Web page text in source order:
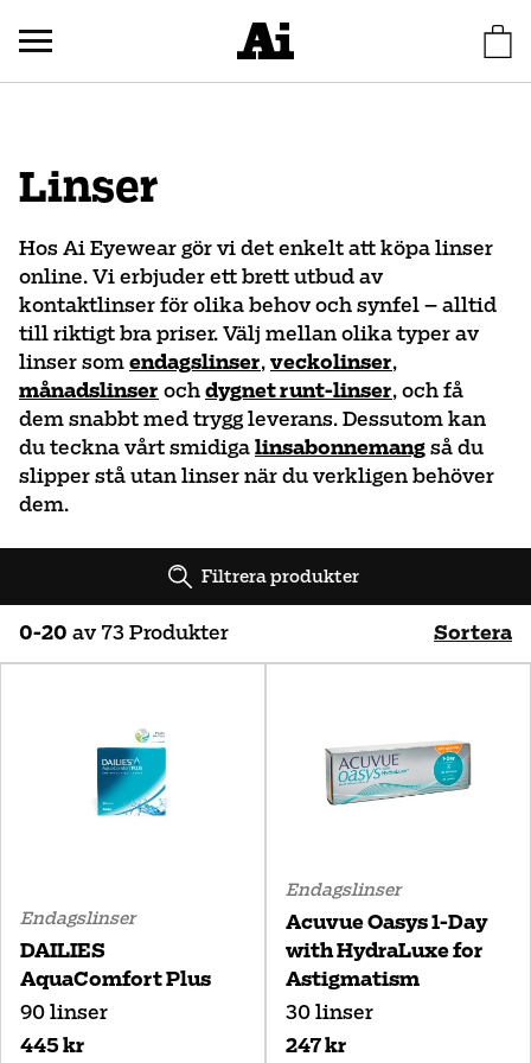
Linser
Hos Ai Eyewear gör vi det enkelt att köpa linser
online. Vi erbjuder ett brett utbud av
kontaktlinser för olika behov och synfel – alltid
till riktigt bra priser. Välj mellan olika typer av
linser som endagslinser, veckolinser,
månadslinser och dygnet runt-linser, och få
dem snabbt med trygg leverans. Dessutom kan
du teckna vårt smidiga linsabonnemang så du
slipper stå utan linser när du verkligen behöver
dem.
Filtrera produkter
0-20 av 73 Produkter Sortera
Namn (Ö-A) Pris (Lågt till högt)
Endagslinser
DAILIES
AquaComfort Plus
90 linser
445 kr
Endagslinser
Acuvue Oasys 1-Day
with HydraLuxe for
Astigmatism
30 linser
247 kr